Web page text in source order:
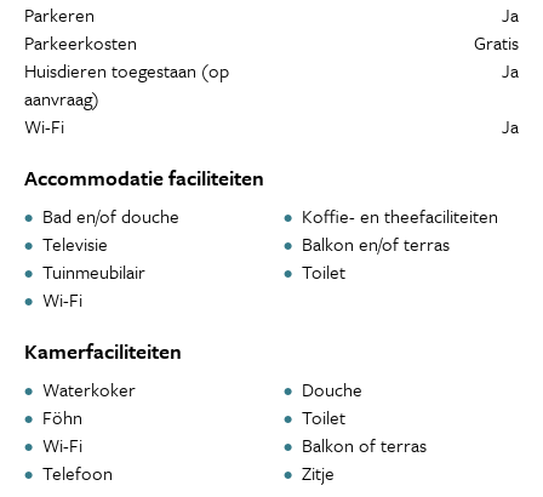
Parkeren
Ja
Parkeerkosten
Gratis
Huisdieren toegestaan (op
aanvraag)
Ja
Wi-Fi Ja
Accommodatie faciliteiten
Bad en/of douche
Koffie- en theefaciliteiten
Televisie
Balkon en/of terras
Tuinmeubilair
Toilet
Wi-Fi
Kamerfaciliteiten
Waterkoker
Douche
Föhn
Toilet
Wi-Fi
Balkon of terras
Telefoon
Zitje